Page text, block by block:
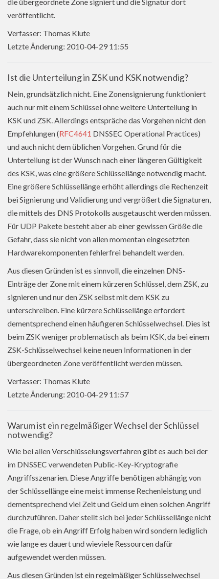
die übergeordnete Zone signiert und die Signatur dort
veröffentlicht.
Verfasser: Thomas Klute
Letzte Änderung: 2010-04-29 11:55
Ist die Unterteilung in ZSK und KSK notwendig?
Nein, grundsätzlich nicht. Eine Zonensignierung funktioniert
auch nur mit einem Schlüssel ohne weitere Unterteilung in
KSK und ZSK. Allerdings entspräche das Vorgehen nicht den
Empfehlungen (RFC4641 DNSSEC Operational Practices)
und auch nicht dem üblichen Vorgehen. Grund für die
Unterteilung ist der Wunsch nach einer längeren Gültigkeit
des KSK, was eine größere Schlüssellänge notwendig macht.
Eine größere Schlüssellänge erhöht allerdings die Rechenzeit
bei Signierung und Validierung und vergrößert die Signaturen,
die mittels des DNS Protokolls ausgetauscht werden müssen.
Für UDP Pakete besteht aber ab einer gewissen Größe die
Gefahr, dass sie nicht von allen momentan eingesetzten
Hardwarekomponenten fehlerfrei behandelt werden.
Aus diesen Gründen ist es sinnvoll, die einzelnen DNS-
Einträge der Zone mit einem kürzeren Schlüssel, dem ZSK, zu
signieren und nur den ZSK selbst mit dem KSK zu
unterschreiben. Eine kürzere Schlüssellänge erfordert
dementsprechend einen häufigeren Schlüsselwechsel. Dies ist
beim ZSK weniger problematisch als beim KSK, da bei einem
ZSK-Schlüsselwechsel keine neuen Informationen in der
übergeordneten Zone veröffentlicht werden müssen.
Verfasser: Thomas Klute
Letzte Änderung: 2010-04-29 11:57
Warum ist ein regelmäßiger Wechsel der Schlüssel
notwendig?
Wie bei allen Verschlüsselungsverfahren gibt es auch bei der
im DNSSEC verwendeten Public-Key-Kryptografie
Angriffsszenarien. Diese Angriffe benötigen abhängig von
der Schlüssellänge eine meist immense Rechenleistung und
dementsprechend viel Zeit und Geld um einen solchen Angriff
durchzuführen. Daher stellt sich bei jeder Schlüssellänge nicht
die Frage, ob ein Angriff Erfolg haben wird sondern lediglich
wie lange es dauert und wieviele Ressourcen dafür
aufgewendet werden müssen.
Aus diesen Gründen ist ein regelmäßiger Schlüsselwechsel